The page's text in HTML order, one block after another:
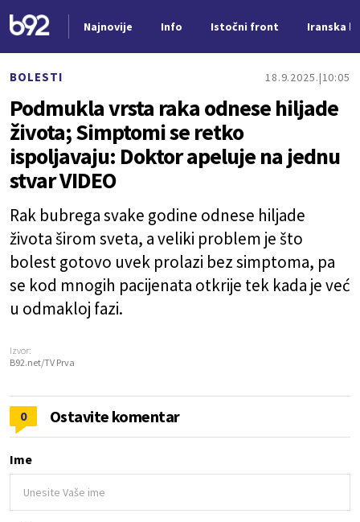
Najnovije Info Istočni front Iranska
BOLESTI 18.9.2025. 10:05
Podmukla vrsta raka odnese hiljade
života; Simptomi se retko
ispoljavaju: Doktor apeluje na jednu
stvar VIDEO
Rak bubrega svake godine odnese hiljade
života širom sveta, a veliki problem je što
bolest gotovo uvek prolazi bez simptoma, pa
se kod mnogih pacijenata otkrije tek kada je već
u odmakloj fazi.
Izvor:
B92.net/TV Prva
0 Ostavite komentar
Ime